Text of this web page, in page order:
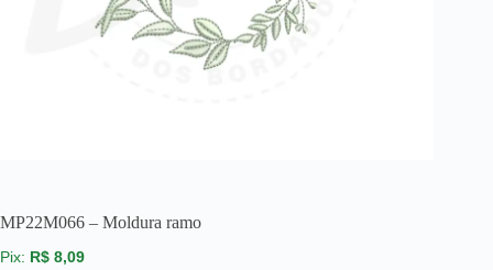
MP22M066 – Moldura ramo
R$ 8,09